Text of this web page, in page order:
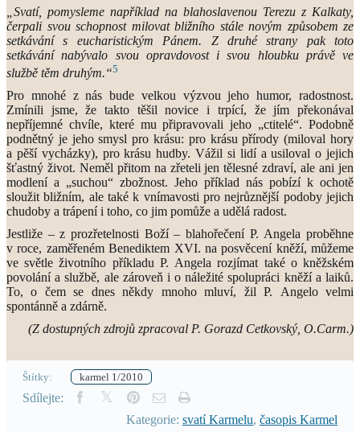
„Svatí, pomysleme například na blahoslavenou Terezu z Kalkaty,
čerpali svou schopnost milovat bližního stále novým způsobem ze
setkávání s eucharistickým Pánem. Z druhé strany pak toto
setkávání nabývalo svou opravdovost i svou hloubku právě ve
službě těm druhým.“5
Pro mnohé z nás bude velkou výzvou jeho humor, radostnost.
Zmínili jsme, že takto těšil novice i trpící, že jím překonával
nepříjemné chvíle, které mu připravovali jeho „ctitelé“. Podobně
podnětný je jeho smysl pro krásu: pro krásu přírody (miloval hory
a pěší vycházky), pro krásu hudby. Vážil si lidí a usiloval o jejich
šťastný život. Neměl přitom na zřeteli jen tělesné zdraví, ale ani jen
modlení a „suchou“ zbožnost. Jeho příklad nás pobízí k ochotě
sloužit bližním, ale také k vnímavosti pro nejrůznější podoby jejich
chudoby a trápení i toho, co jim pomůže a udělá radost.
Jestliže – z prozřetelnosti Boží – blahořečení P. Angela proběhne
v roce, zaměřeném Benediktem XVI. na posvěcení kněží, můžeme
ve světle životního příkladu P. Angela rozjímat také o kněžském
povolání a službě, ale zároveň i o náležité spolupráci kněží a laiků.
To, o čem se dnes někdy mnoho mluví, žil P. Angelo velmi
spontánně a zdárně.
(Z dostupných zdrojů zpracoval P. Gorazd Cetkovský, O.Carm.)
Štítky: karmel 1/2010
Sdílejte:
Kategorie: svatí Karmelu, časopis Karmel